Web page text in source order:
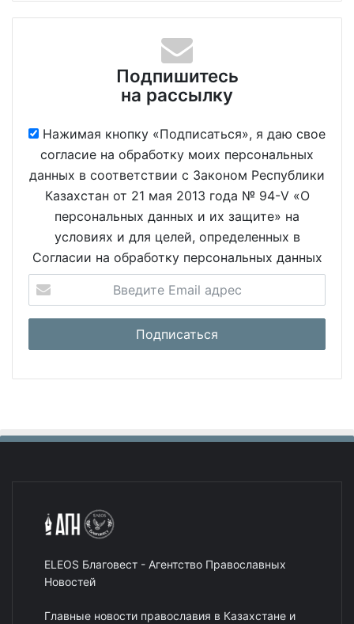
Подпишитесь
на рассылку
Нажимая кнопку «Подписаться», я даю свое
согласие на обработку моих персональных
данных в соответствии с Законом Республики
Казахстан от 21 мая 2013 года № 94-V «О
персональных данных и их защите» на
условиях и для целей, определенных в
Согласии на обработку персональных данных
ELEOS Благовест - Агентство Православных
Новостей
Главные новости православия в Казахстане и